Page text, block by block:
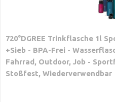
720°DGREE Trinkflasche 1l
+Sieb - BPA-Frei -
Fahrrad, Outdoor, Job -
Stoßfest, Wiederverwendbar